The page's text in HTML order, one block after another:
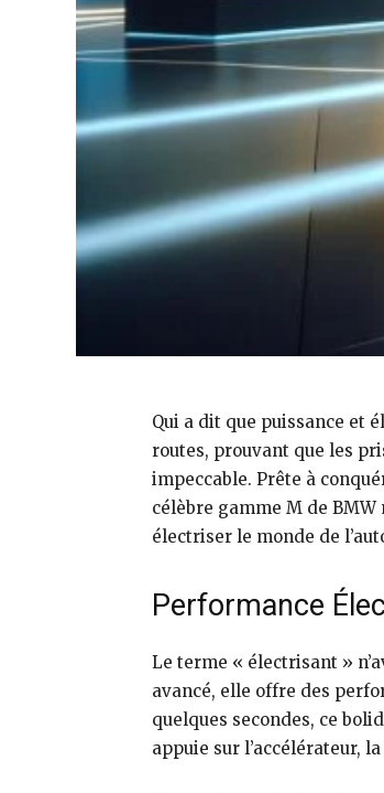
Qui a dit que puissance et
routes, prouvant que les
impeccable. Prête à
célèbre gamme M de
électriser le monde de
Performance
Le terme « électrisant »
avancé, elle offre des
quelques secondes, ce
appuie sur l’accélérateur,